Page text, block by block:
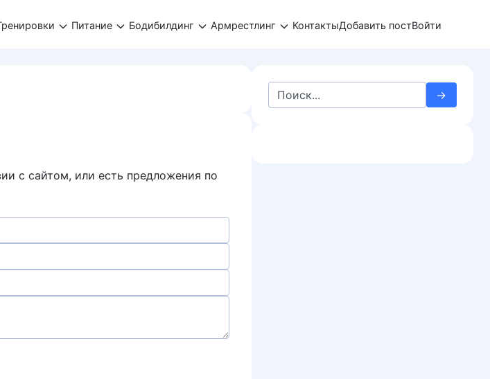
Питание Бодибилдинг Армрестлинг КонтактыДобавить постВойти
с сайтом, или есть предложения по
Search
for: